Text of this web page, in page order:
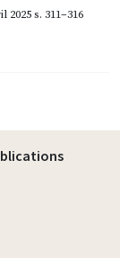
2025s. 311–316